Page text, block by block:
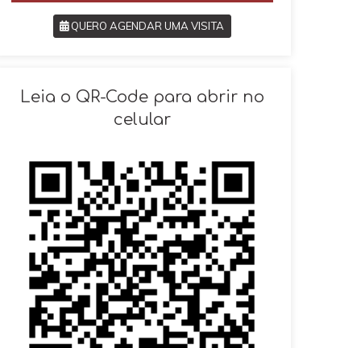
QUERO AGENDAR UMA VISITA
VOLTAR
Leia o QR-Code para abrir no
celular